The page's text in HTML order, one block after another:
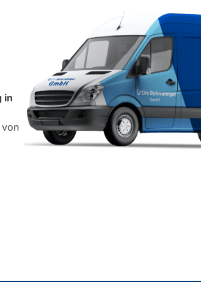
in
von